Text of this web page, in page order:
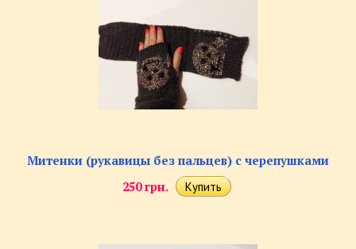
Митенки (рукавицы без пальцев) с черепушками
250 грн.